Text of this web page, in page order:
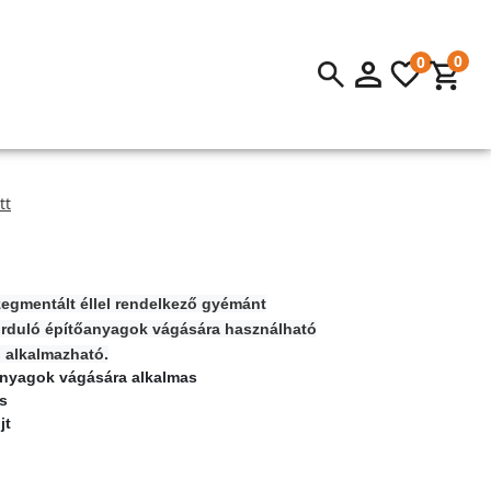
0 0
éllel rendelkező gyémánt
építőanyagok vágására használható
vágására alkalmas